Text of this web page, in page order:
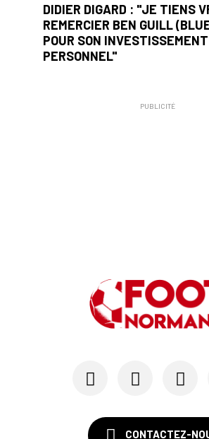
DIDIER DIGARD : "JE TIENS
REMERCIER BEN GUILL
POUR SON INVESTISSEMENT
PERSONNEL"
PUBLICITÉ
CONTACTEZ-